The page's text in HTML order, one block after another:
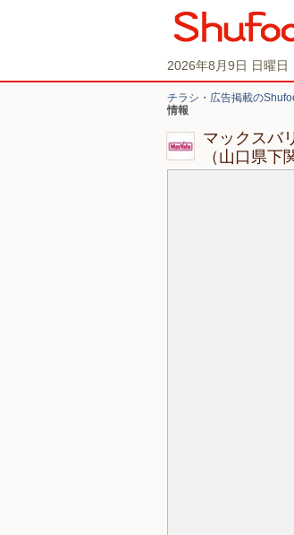
2026年8月9日 日曜日
チラシ・広告掲載の
情報
マックスバ
（山口県下